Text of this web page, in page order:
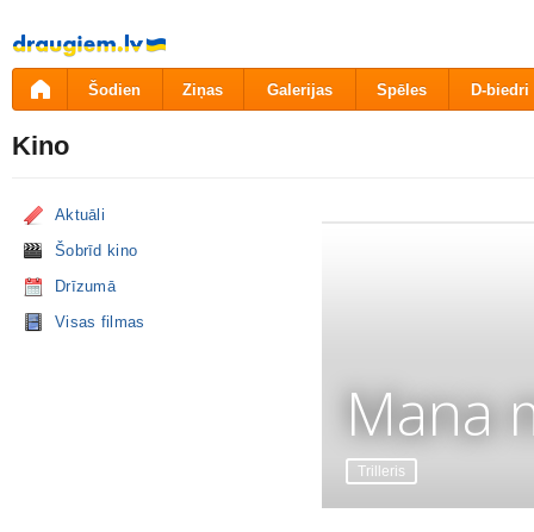
Pāriet
uz
saturu
Šodien Ziņas Galerijas Spēles D-biedri
Kino
Aktuāli
Šobrīd kino
Drīzumā
Visas filmas
Mana
Trilleris